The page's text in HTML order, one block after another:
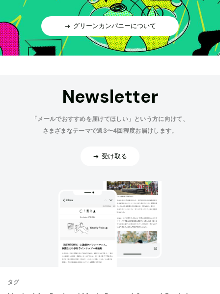
グリーンカンパニーについて
Newsletter
「メールでおすすめを届けてほしい」という方に向けて、
さまざまなテーマで週3〜4回程度お届けします。
受け取る
タグ